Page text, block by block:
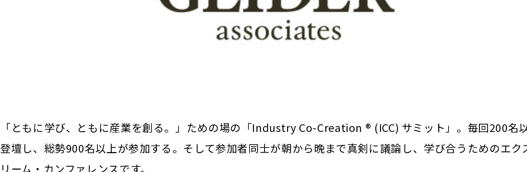
「ともに学び、ともに産業を創る。」ための場の「Industry Co-Creation ® (ICC) サミット」。毎回200名
登壇し、総勢900名以上が参加する。そして参加者同士が朝から晩まで真剣に議論し、学び合うためのエク
リーム・カンファレンスです。